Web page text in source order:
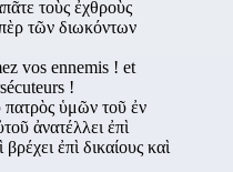
τοὺς ἐχθροὺς
τῶν διωκόντων
vos ennemis ! et
!
πατρὸς ὑμῶν τοῦ ἐν
ἀνατέλλει ἐπὶ
ἐπὶ δικαίους καὶ